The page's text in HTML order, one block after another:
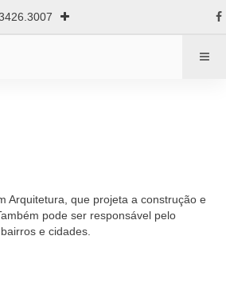
Arquitetura, que projeta a construção e
pode ser responsável pelo
e cidades.